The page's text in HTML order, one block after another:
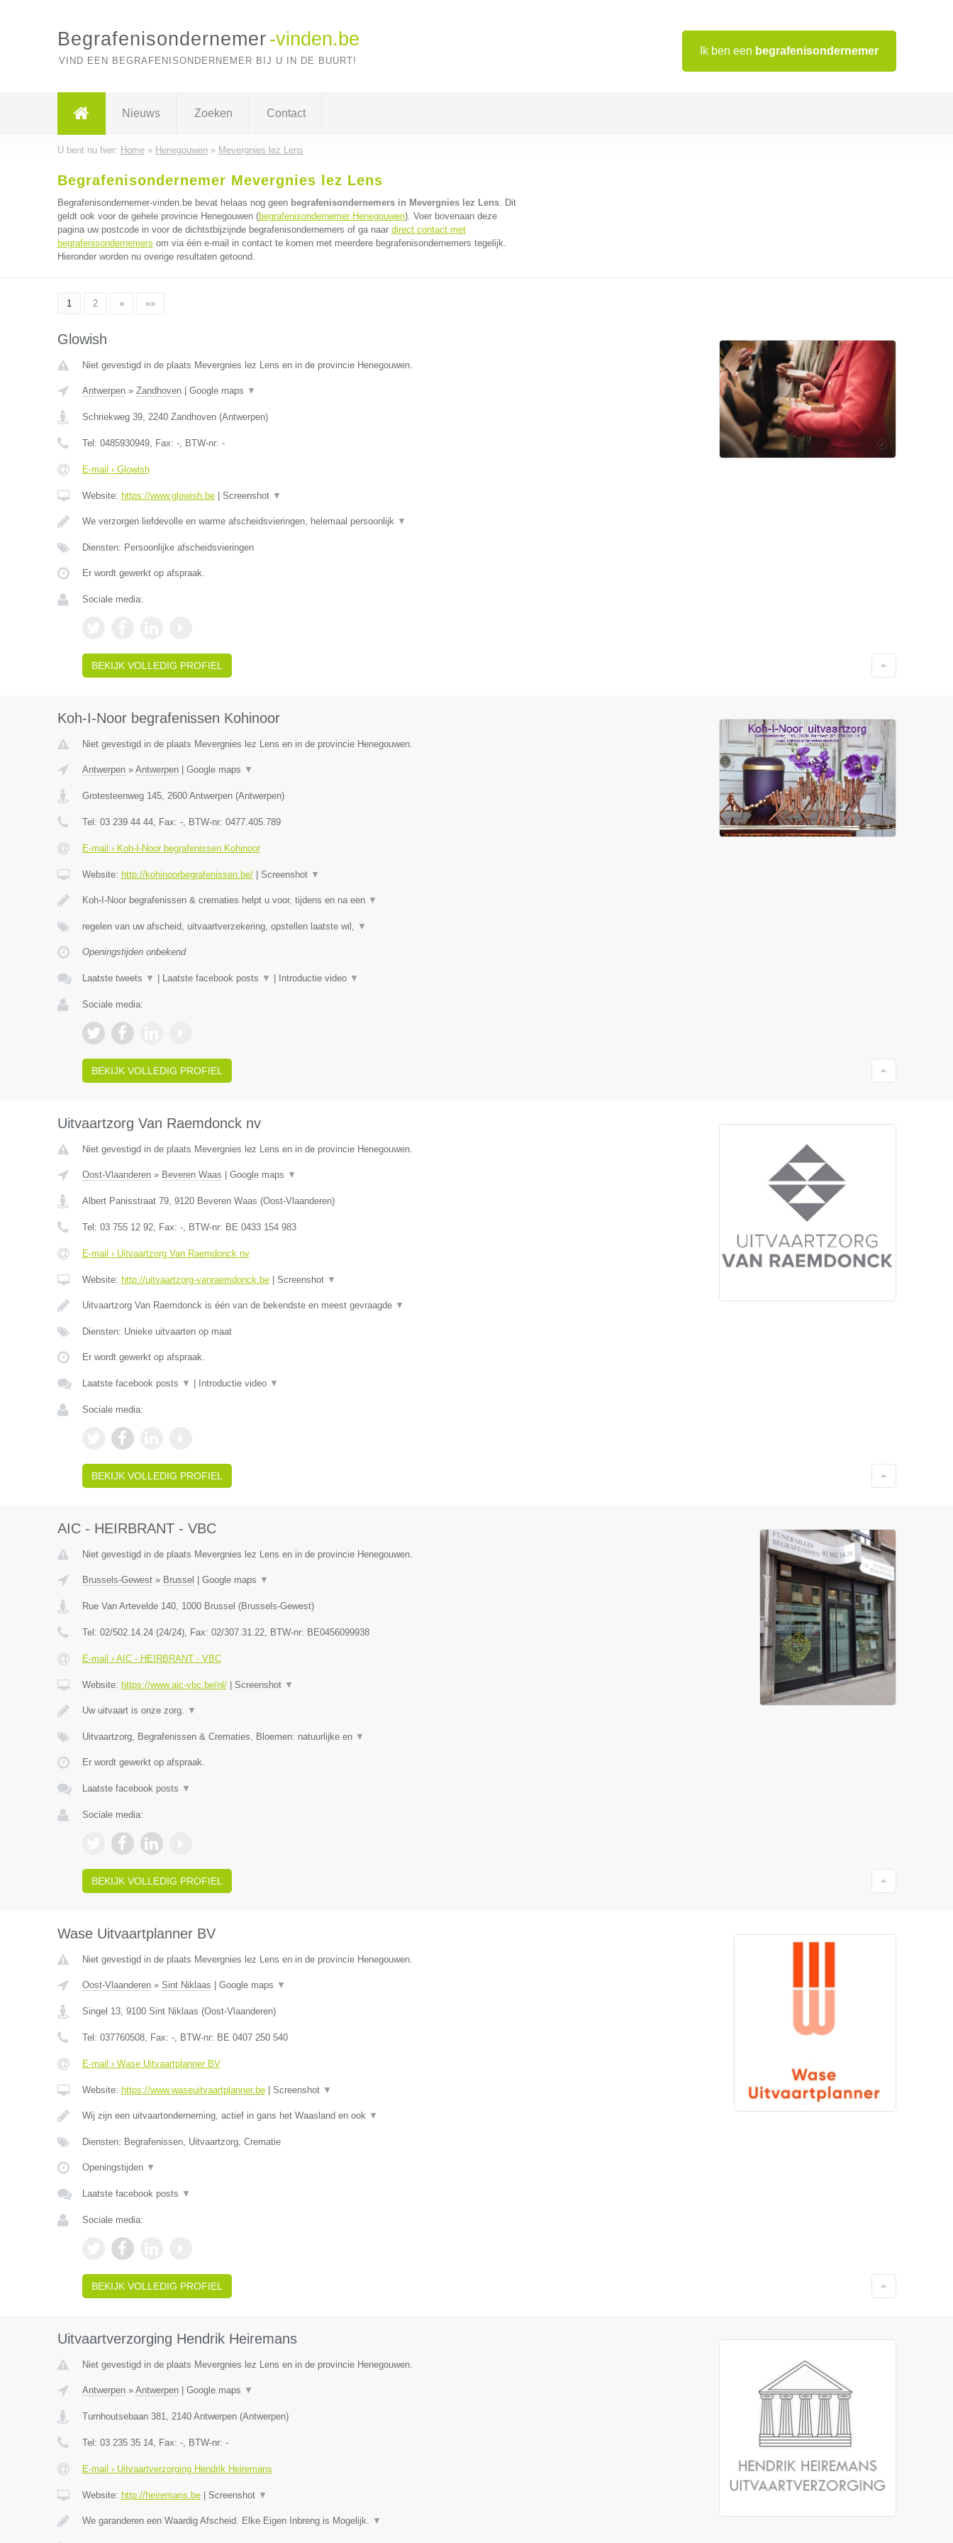
Ik ben een begrafenisondernemer
Begrafenisondernemer -vinden.be
VIND EEN BEGRAFENISONDERNEMER BIJ U IN DE BUURT!
Nieuws Zoeken Contact
U bent nu hier: Home» Henegouwen» Mevergnies lez Lens
Begrafenisondernemer Mevergnies lez Lens
Begrafenisondernemer-vinden.be bevat helaas nog geen begrafenisondernemers in Mevergnies lez Lens. Dit
geldt ook voor de gehele provincie Henegouwen (begrafenisondernemer Henegouwen). Voer bovenaan deze
pagina uw postcode in voor de dichtstbijzijnde begrafenisondernemers of ga naar direct contact met
begrafenisondernemers om via één e-mail in contact te komen met meerdere begrafenisondernemers tegelijk.
Hieronder worden nu overige resultaten getoond.
1 2 » »»
Glowish
Niet gevestigd in de plaats Mevergnies lez Lens en in de provincie Henegouwen.
Antwerpen» Zandhoven| Google maps ▼
Schriekweg 39, 2240 Zandhoven(Antwerpen)
Tel: 0485930949, Fax: -, BTW-nr: -
E-mail › Glowish
Website: https://www.glowish.be| Screenshot ▼
We verzorgen liefdevolle en warme afscheidsvieringen, helemaal persoonlijk ▼
Diensten: Persoonlijke afscheidsvieringen
Er wordt gewerkt op afspraak.
Sociale media:
BEKIJK VOLLEDIG PROFIEL
Koh-I-Noor begrafenissen Kohinoor
Niet gevestigd in de plaats Mevergnies lez Lens en in de provincie Henegouwen.
Antwerpen» Antwerpen| Google maps ▼
Grotesteenweg 145, 2600 Antwerpen(Antwerpen)
Tel: 03 239 44 44, Fax: -, BTW-nr: 0477.405.789
E-mail › Koh-I-Noor begrafenissen Kohinoor
Website: http://kohinoorbegrafenissen.be/| Screenshot ▼
Koh-I-Noor begrafenissen & crematies helpt u voor, tijdens en na een ▼
regelen van uw afscheid, uitvaartverzekering, opstellen laatste wil, ▼
Openingstijden onbekend
Laatste tweets ▼ Laatste facebook posts ▼ Introductie video ▼
Sociale media:
BEKIJK VOLLEDIG PROFIEL
Uitvaartzorg Van Raemdonck nv
Niet gevestigd in de plaats Mevergnies lez Lens en in de provincie Henegouwen.
Oost-Vlaanderen» Beveren Waas Google maps ▼
Albert Panisstraat 79, 9120 Beveren Waas (Oost-Vlaanderen)
Tel: 03 755 12 92, Fax: -, BTW-nr: BE 0433 154 983
E-mail › Uitvaartzorg Van Raemdonck nv
Website: http://uitvaartzorg-vanraemdonck.be| Screenshot ▼
Uitvaartzorg Van Raemdonck is één van de bekendste en meest gevraagde ▼
Diensten: Unieke uitvaarten op maat
Er wordt gewerkt op afspraak.
Laatste facebook posts ▼ Introductie video ▼
Sociale media:
BEKIJK VOLLEDIG PROFIEL
AIC - HEIRBRANT - VBC
Niet gevestigd in de plaats Mevergnies lez Lens en in de provincie Henegouwen.
Brussels-Gewest» Brussel Google maps ▼
Rue Van Artevelde 140, 1000 Brussel (Brussels-Gewest)
Tel: 02/502.14.24 (24/24), Fax: 02/307.31.22, BTW-nr: BE0456099938
E-mail › AIC - HEIRBRANT - VBC
Website: https://www.aic-vbc.be/nl/| Screenshot ▼
Uw uitvaart is onze zorg. ▼
Uitvaartzorg, Begrafenissen & Crematies, Bloemen: natuurlijke en ▼
Er wordt gewerkt op afspraak.
Laatste facebook posts ▼
Sociale media:
BEKIJK VOLLEDIG PROFIEL
Wase Uitvaartplanner BV
Niet gevestigd in de plaats Mevergnies lez Lens en in de provincie Henegouwen.
Oost-Vlaanderen» Sint Niklaas Google maps ▼
Singel 13, 9100 Sint Niklaas (Oost-Vlaanderen)
Tel: 037760508, Fax: -, BTW-nr: BE 0407 250 540
E-mail › Wase Uitvaartplanner BV
Website: https://www.waseuitvaartplanner.be| Screenshot ▼
Wij zijn een uitvaartonderneming, actief in gans het Waasland en ook ▼
Diensten: Begrafenissen, Uitvaartzorg, Crematie
Openingstijden ▼
Laatste facebook posts ▼
Sociale media:
BEKIJK VOLLEDIG PROFIEL
Uitvaartverzorging Hendrik Heiremans
Niet gevestigd in de plaats Mevergnies lez Lens en in de provincie Henegouwen.
Antwerpen» Antwerpen| Google maps ▼
Turnhoutsebaan 381, 2140 Antwerpen(Antwerpen)
Tel: 03 235 35 14, Fax: -, BTW-nr: -
E-mail › Uitvaartverzorging Hendrik Heiremans
Website: http://heiremans.be| Screenshot ▼
We garanderen een Waardig Afscheid. Elke Eigen Inbreng is Mogelijk. ▼